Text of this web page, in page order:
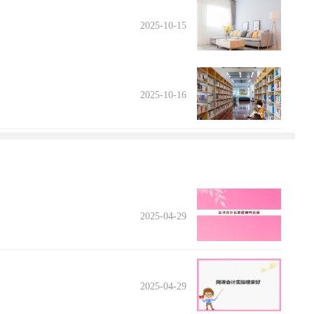
2025-10-15
2025-10-16
2025-04-29
2025-04-29